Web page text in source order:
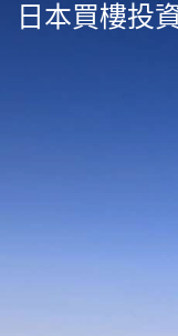
main日本買樓投